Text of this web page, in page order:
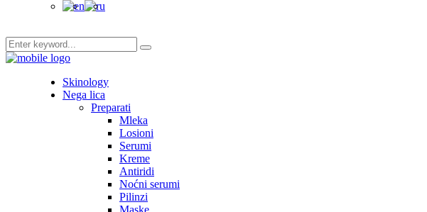
Skinology
Nega lica
Preparati
Mleka
Losioni
Serumi
Kreme
Antiridi
Noćni serumi
Pilinzi
Maske